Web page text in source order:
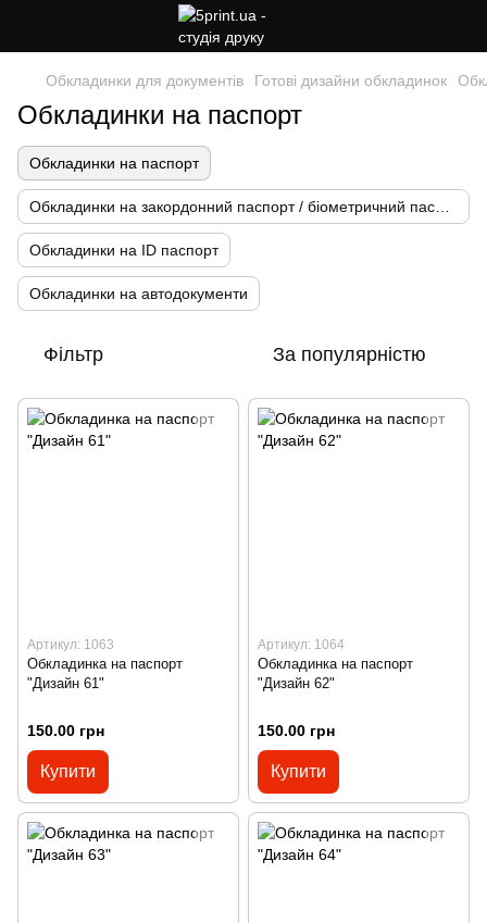
Обкладинки для документів Готові дизайни обкладинок
Обкладинки на паспорт
Обкладинки на паспорт
Обкладинки на ID паспорт
Обкладинки на автодокументи
Фільтр За популярністю
Артикул: 1063
Обкладинка на паспорт
"Дизайн 61"
150.00 грн
Купити
Артикул: 1064
Обкладинка на паспорт
"Дизайн 62"
150.00 грн
Купити